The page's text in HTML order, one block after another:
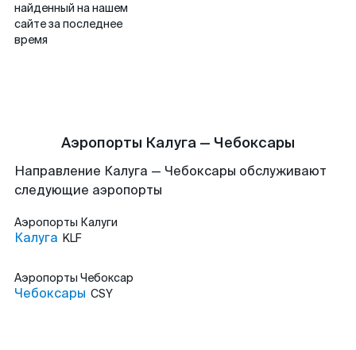
найденный на нашем
сайте за последнее
время
Аэропорты Калуга — Чебоксары
Направление Калуга — Чебоксары обслуживают
следующие аэропорты
Аэропорты Калуги
Калуга KLF
Аэропорты Чебоксар
Чебоксары CSY